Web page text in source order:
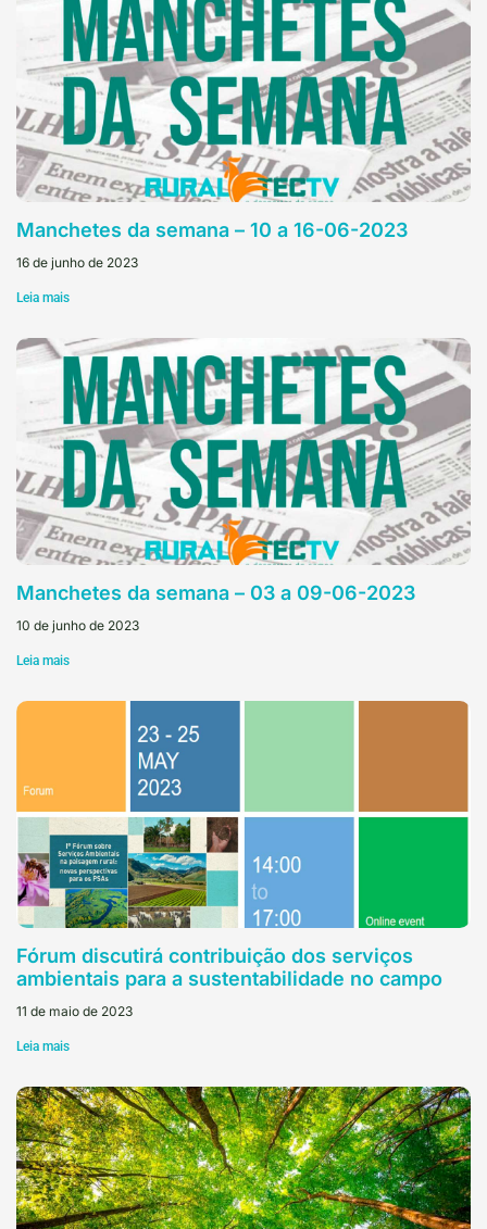
Manchetes da semana – 10 a 16-06-2023
16 de junho de 2023
Leia mais
Manchetes da semana – 03 a 09-06-2023
10 de junho de 2023
Leia mais
Fórum discutirá contribuição dos serviços
ambientais para a sustentabilidade no campo
11 de maio de 2023
Leia mais